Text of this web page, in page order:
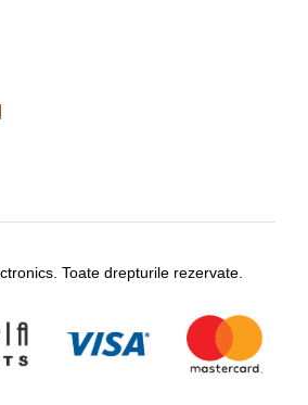
Toate drepturile rezervate.